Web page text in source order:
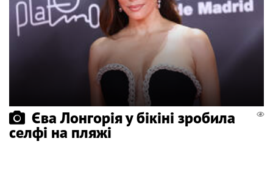
Єва Лонгорія у бікіні зробила
селфі на пляжі